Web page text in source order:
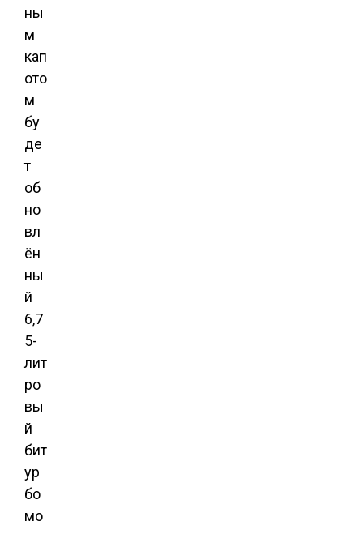
ны
м
кап
ото
м
бу
де
т
об
но
вл
ён
ны
й
6,7
5-
лит
ро
вы
й
бит
ур
бо
мо